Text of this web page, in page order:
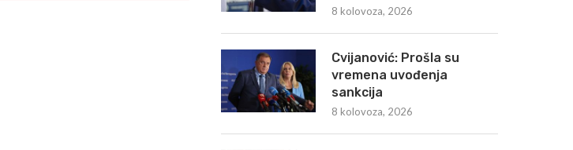
8 kolovoza, 2026
Cvijanović: Prošla su
vremena uvođenja
sankcija
8 kolovoza, 2026